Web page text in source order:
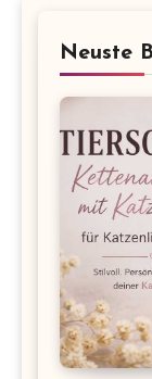
Neuste